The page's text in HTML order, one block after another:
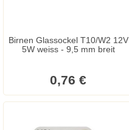
Birnen Glassockel T10/W2 12V
5W weiss - 9,5 mm breit
0,76 €